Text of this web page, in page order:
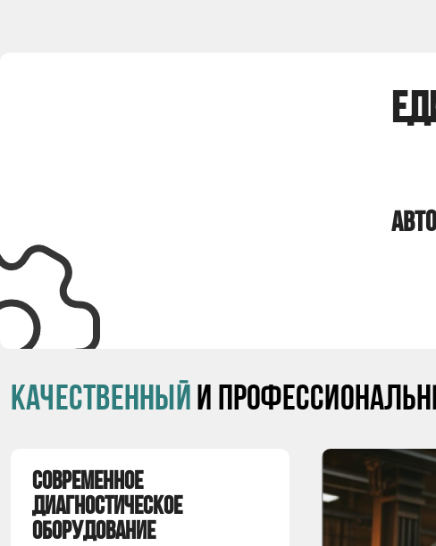
качественный и
Современное
диагностическое
оборудование